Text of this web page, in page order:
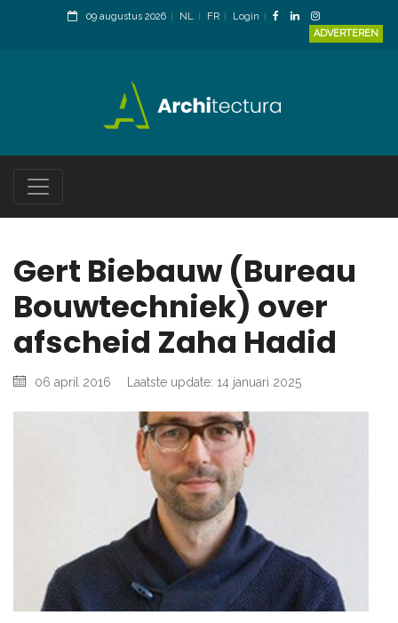
09 augustus 2026 NL FR
Login
ADVERTEREN
Gert Biebauw (Bureau
Bouwtechniek) over
afscheid Zaha Hadid
06 april 2016 Laatste update: 14 januari 2025